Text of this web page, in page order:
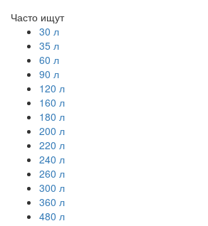
Часто ищут
30 л
35 л
60 л
90 л
120 л
160 л
180 л
200 л
220 л
240 л
260 л
300 л
360 л
480 л